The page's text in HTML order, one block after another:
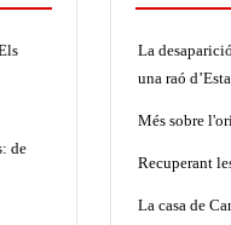
de
La
una raó
Més sobre
Recuperant
La casa de